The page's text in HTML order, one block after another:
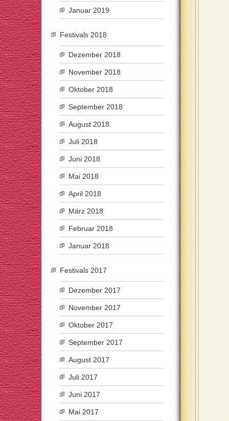
Januar 2019
Festivals 2018
Dezember 2018
November 2018
Oktober 2018
September 2018
August 2018
Juli 2018
Juni 2018
Mai 2018
April 2018
März 2018
Februar 2018
Januar 2018
Festivals 2017
Dezember 2017
November 2017
Oktober 2017
September 2017
August 2017
Juli 2017
Juni 2017
Mai 2017